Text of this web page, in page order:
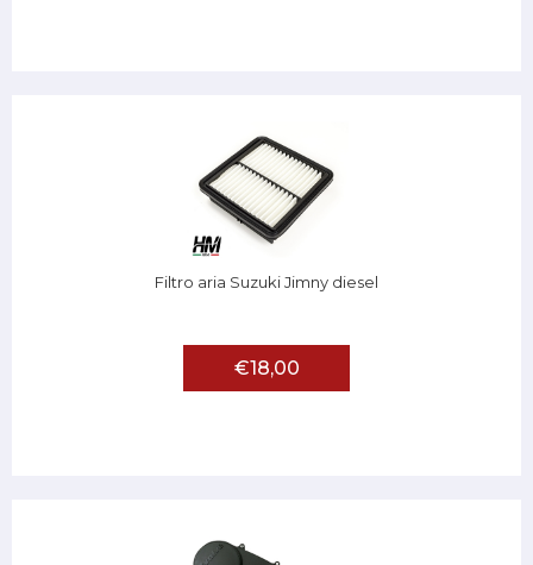
Filtro aria Suzuki Jimny diesel
€18,00